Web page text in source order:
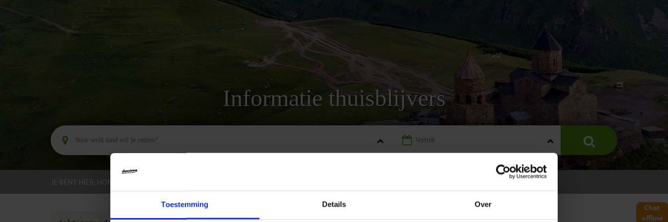
Toestemming Details Over
Chat
offline
Informatie thuisblijvers
JE BENT HIER: HOME
GROEPSREIZEN